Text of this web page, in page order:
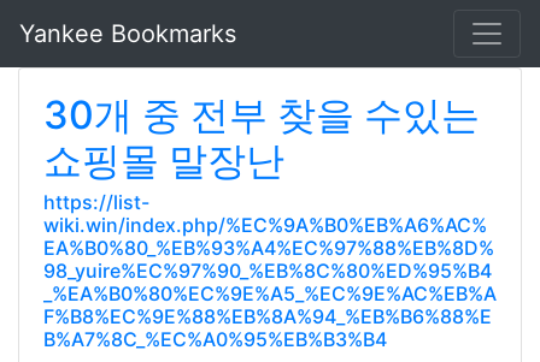
Yankee Bookmarks
30개 중 전부 찾을 수있는
쇼핑몰 말장난
https://list-
wiki.win/index.php/%EC%9A%B0%EB%A6%AC%
EA%B0%80_%EB%93%A4%EC%97%88%EB%8D%
98_yuire%EC%97%90_%EB%8C%80%ED%95%B4
_%EA%B0%80%EC%9E%A5_%EC%9E%AC%EB%A
F%B8%EC%9E%88%EB%8A%94_%EB%B6%88%E
B%A7%8C_%EC%A0%95%EB%B3%B4